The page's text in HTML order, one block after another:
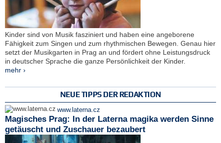
Kinder sind von Musik fasziniert und haben eine angeborene
Fähigkeit zum Singen und zum rhythmischen Bewegen. Genau hier
setzt der Musikgarten in Prag an und fördert ohne Leistungsdruck
in deutscher Sprache die ganze Persönlichkeit der Kinder.
mehr ›
NEUE TIPPS DER REDAKTION
www.laterna.cz
Magisches Prag: In der Laterna magika werden Sinne
getäuscht und Zuschauer bezaubert